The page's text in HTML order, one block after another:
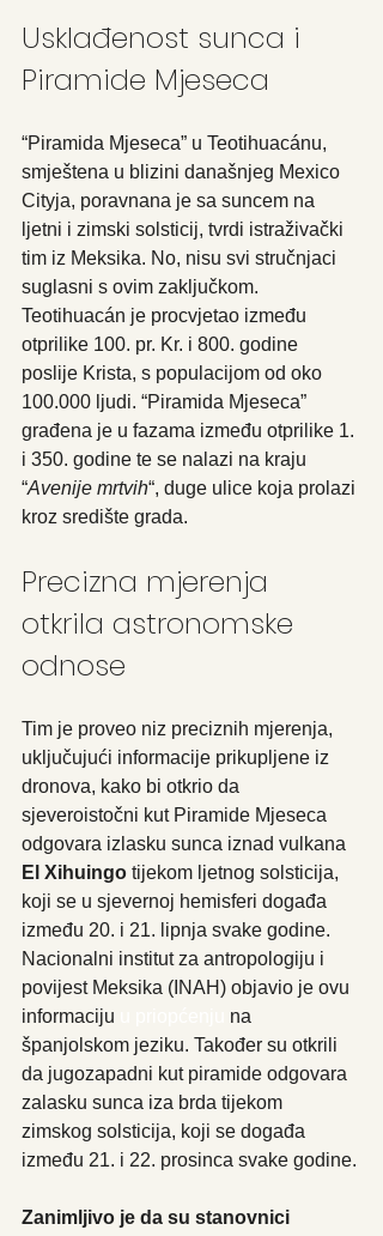
Usklađenost sunca i
Piramide Mjeseca
“Piramida Mjeseca” u Teotihuacánu,
smještena u blizini današnjeg Mexico
Cityja, poravnana je sa suncem na
ljetni i zimski solsticij, tvrdi istraživački
tim iz Meksika. No, nisu svi stručnjaci
suglasni s ovim zaključkom.
Teotihuacán je procvjetao između
otprilike 100. pr. Kr. i 800. godine
poslije Krista, s populacijom od oko
100.000 ljudi. “Piramida Mjeseca”
građena je u fazama između otprilike 1.
i 350. godine te se nalazi na kraju
“Avenije mrtvih“, duge ulice koja prolazi
kroz središte grada.
Precizna mjerenja
otkrila astronomske
odnose
Tim je proveo niz preciznih mjerenja,
uključujući informacije prikupljene iz
dronova, kako bi otkrio da
sjeveroistočni kut Piramide Mjeseca
odgovara izlasku sunca iznad vulkana
El Xihuingo tijekom ljetnog solsticija,
koji se u sjevernoj hemisferi događa
između 20. i 21. lipnja svake godine.
Nacionalni institut za antropologiju i
povijest Meksika (INAH) objavio je ovu
informaciju
na
španjolskom jeziku. Također su otkrili
da jugozapadni kut piramide odgovara
zalasku sunca iza brda tijekom
zimskog solsticija, koji se događa
između 21. i 22. prosinca svake godine.
Zanimljivo je da su stanovnici